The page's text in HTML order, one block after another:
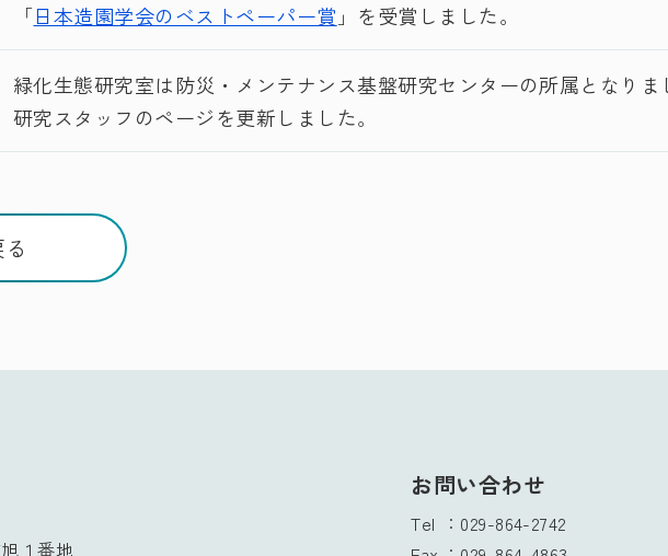
「日本造園学会のベストペーパー賞 」を受賞しました。
緑化生態研究室は防災・メンテナンス基盤研究センターの所属となりま
研究スタッフのページを更新しました。
１番地
お問い合わせ
Tel
029-864-2742